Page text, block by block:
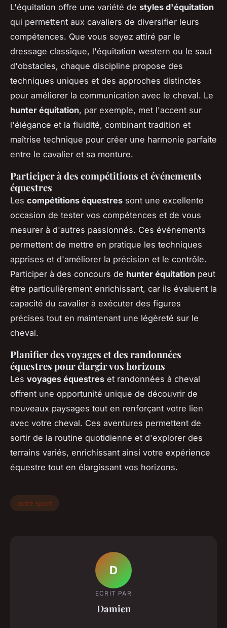
L'équitation offre une variété de styles d'équitation
qui permettent aux cavaliers de diversifier leurs
compétences. Que vous soyez attiré par le
dressage classique, l'équitation western ou le saut
d'obstacles, chaque discipline propose des
techniques uniques et des approches distinctes
pour améliorer la communication avec le cheval. Le
hunter équitation, par exemple, met l'accent sur
l'élégance et la fluidité, combinant tradition et
maîtrise technique pour créer une harmonie parfaite
entre le cavalier et sa monture.
Participer à des compétitions et événements
équestres
Les compétitions équestres sont une excellente
occasion de tester vos compétences et de vous
mesurer à d'autres passionnés. Ces événements
permettent de mettre en pratique les techniques
apprises et d'améliorer la précision et le contrôle.
Participer à des concours de hunter équitation peut
être particulièrement enrichissant, car ils évaluent la
capacité du cavalier à exécuter des figures
précises tout en maintenant une légèreté sur le
cheval.
Planifier des voyages et des randonnées
équestres pour élargir vos horizons
Les voyages équestres et randonnées à cheval
offrent une opportunité unique de découvrir de
nouveaux paysages tout en renforçant votre lien
avec votre cheval. Ces aventures permettent de
sortir de la routine quotidienne et d'explorer des
terrains variés, enrichissant ainsi votre expérience
équestre tout en élargissant vos horizons.
autre sport
D
ECRIT PAR
Damien